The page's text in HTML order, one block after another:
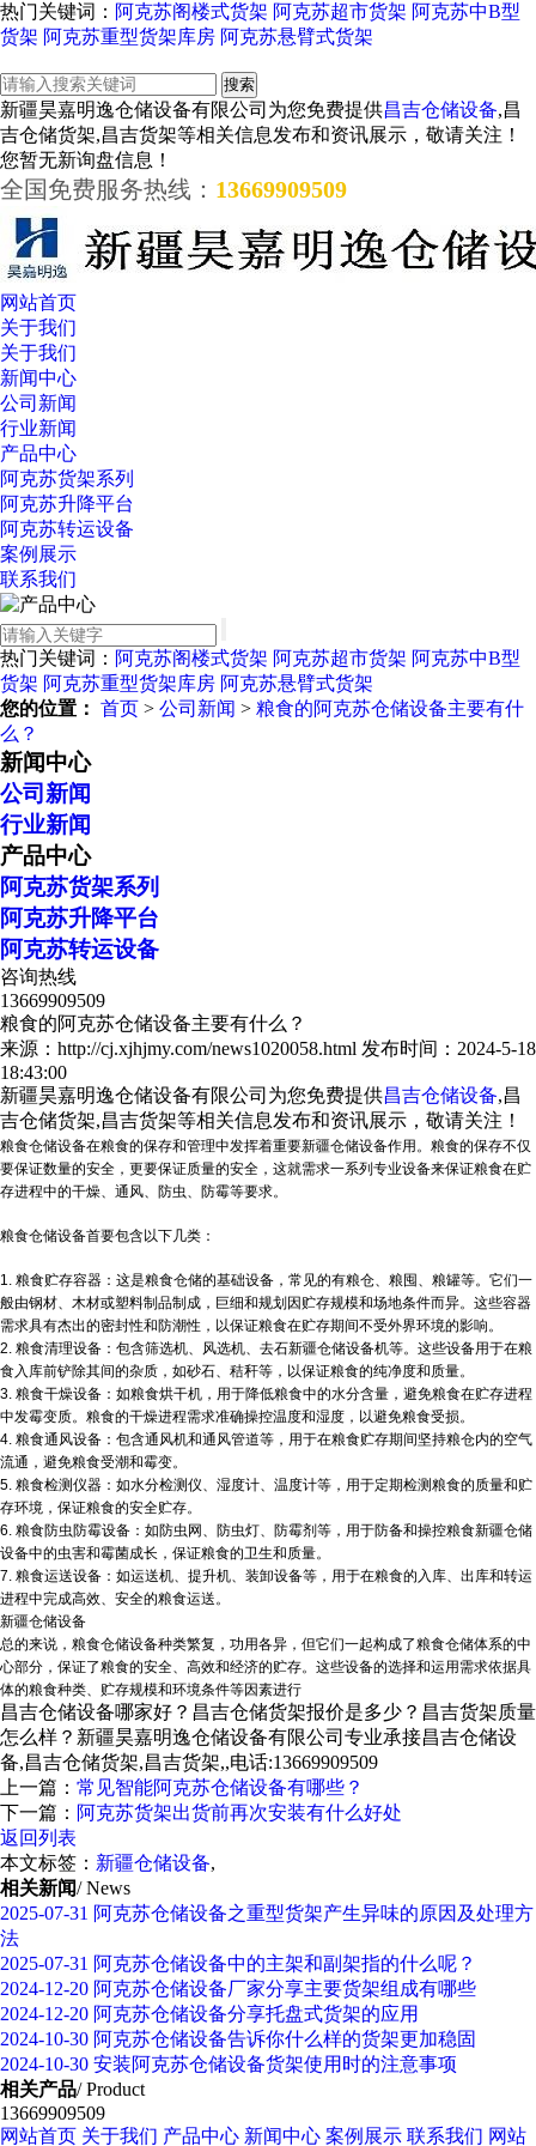
热门关键词： 阿克苏阁楼式货架 阿克苏超市货架 阿克苏中B型
货架 阿克苏重型货架库房 阿克苏悬臂式货架
新疆昊嘉明逸仓储设备有限公司为您免费提供昌吉仓储设备,昌
吉仓储货架,昌吉货架等相关信息发布和资讯展示，敬请关注！
您暂无新询盘信息！
全国免费服务热线： 13669909509
网站首页
关于我们
关于我们
新闻中心
公司新闻
行业新闻
产品中心
阿克苏货架系列
阿克苏升降平台
阿克苏转运设备
案例展示
联系我们
热门关键词： 阿克苏阁楼式货架 阿克苏超市货架 阿克苏中B型
货架 阿克苏重型货架库房 阿克苏悬臂式货架
您的位置： 首页 > 公司新闻 > 粮食的阿克苏仓储设备主要有什
么？
新闻中心
公司新闻
行业新闻
产品中心
阿克苏货架系列
阿克苏升降平台
阿克苏转运设备
咨询热线
13669909509
粮食的阿克苏仓储设备主要有什么？
来源：http://cj.xjhjmy.com/news1020058.html 发布时间：2024-5-18
18:43:00
新疆昊嘉明逸仓储设备有限公司为您免费提供昌吉仓储设备,昌
吉仓储货架,昌吉货架等相关信息发布和资讯展示，敬请关注！
粮食仓储设备在粮食的保存和管理中发挥着重要新疆仓储设备作用。粮食的保存不仅
要保证数量的安全，更要保证质量的安全，这就需求一系列专业设备来保证粮食在贮
存进程中的干燥、通风、防虫、防霉等要求。
粮食仓储设备首要包含以下几类：
1. 粮食贮存容器：这是粮食仓储的基础设备，常见的有粮仓、粮囤、粮罐等。它们一
般由钢材、木材或塑料制品制成，巨细和规划因贮存规模和场地条件而异。这些容器
需求具有杰出的密封性和防潮性，以保证粮食在贮存期间不受外界环境的影响。
2. 粮食清理设备：包含筛选机、风选机、去石新疆仓储设备机等。这些设备用于在粮
食入库前铲除其间的杂质，如砂石、秸秆等，以保证粮食的纯净度和质量。
3. 粮食干燥设备：如粮食烘干机，用于降低粮食中的水分含量，避免粮食在贮存进程
中发霉变质。粮食的干燥进程需求准确操控温度和湿度，以避免粮食受损。
4. 粮食通风设备：包含通风机和通风管道等，用于在粮食贮存期间坚持粮仓内的空气
流通，避免粮食受潮和霉变。
5. 粮食检测仪器：如水分检测仪、湿度计、温度计等，用于定期检测粮食的质量和贮
存环境，保证粮食的安全贮存。
6. 粮食防虫防霉设备：如防虫网、防虫灯、防霉剂等，用于防备和操控粮食新疆仓储
设备中的虫害和霉菌成长，保证粮食的卫生和质量。
7. 粮食运送设备：如运送机、提升机、装卸设备等，用于在粮食的入库、出库和转运
进程中完成高效、安全的粮食运送。
新疆仓储设备
总的来说，粮食仓储设备种类繁复，功用各异，但它们一起构成了粮食仓储体系的中
心部分，保证了粮食的安全、高效和经济的贮存。这些设备的选择和运用需求依据具
体的粮食种类、贮存规模和环境条件等因素进行
昌吉仓储设备哪家好？昌吉仓储货架报价是多少？昌吉货架质量
怎么样？新疆昊嘉明逸仓储设备有限公司专业承接昌吉仓储设
备,昌吉仓储货架,昌吉货架,,电话:13669909509
上一篇： 常见智能阿克苏仓储设备有哪些？
下一篇： 阿克苏货架出货前再次安装有什么好处
返回列表
本文标签： 新疆仓储设备,
相关新闻/ News
2025-07-31 阿克苏仓储设备之重型货架产生异味的原因及处理方
法
2025-07-31 阿克苏仓储设备中的主架和副架指的什么呢？
2024-12-20 阿克苏仓储设备厂家分享主要货架组成有哪些
2024-12-20 阿克苏仓储设备分享托盘式货架的应用
2024-10-30 阿克苏仓储设备告诉你什么样的货架更加稳固
2024-10-30 安装阿克苏仓储设备货架使用时的注意事项
相关产品/ Product
13669909509
网站首页 关于我们 产品中心 新闻中心 案例展示 联系我们 网站